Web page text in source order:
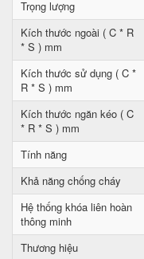
Trọng lượng
Kích thước ngoài ( C * R
* S ) mm
Kích thước sử dụng ( C *
R * S ) mm
Kích thước ngăn kéo ( C
* R * S ) mm
Tính năng
Khả năng chống cháy
Hệ thống khóa liên hoàn
thông minh
Thương hiệu